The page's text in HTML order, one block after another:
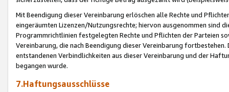
Mit Beendigung dieser Vereinbarung erlöschen alle Rechte und
eingeräumten Lizenzen/Nutzungsrechte; hiervon ausgenommen sind
Programmrichtlinien festgelegten Rechte und Pflichten der Parteien
Vereinbarung, die nach Beendigung dieser Vereinbarung
entstandenen Verbindlichkeiten aus dieser Vereinbarung und der
begangen wurde.
7.Haftungsausschlüsse